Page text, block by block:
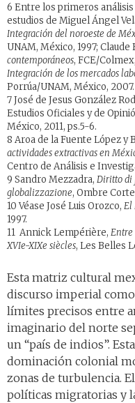
6 Entre los primeros
estudios de Miguel Ángel
Integración del noroeste de
UNAM, México, 1997; Claude
contemporáneos, FCE/
Integración de los mercados
Porrúa/UNAM, México, 2007.
7 José de Jesus González
Estudios Oficiales y de
México, 2011, ps.5-6.
8 Aroa de la Fuente López y
actividades extractivas en
Centro de Análisis e
9 Sandro Mezzadra, Diritto di
globalizzazione, Ombre
10 Véase José Luis Orozco, El
1997.
11 Annick Lempérière, Entre
XVIe-XIXe siècles, Les Belles
Esta matriz cultural
discurso imperial
límites precisos entre
imaginario del norte
un “país de indios”.
dominación colonial
zonas de turbulencia.
políticas migratorias y